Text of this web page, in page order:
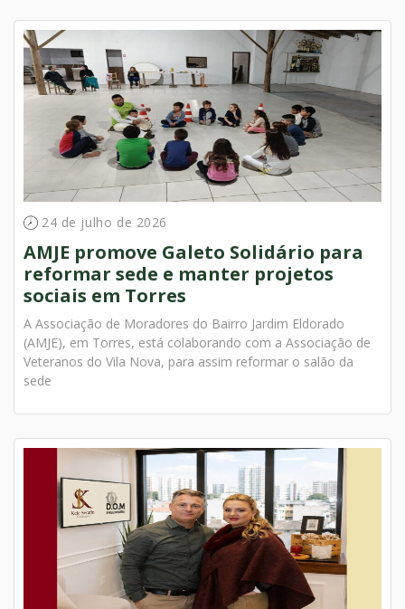
24 de julho de 2026
AMJE promove Galeto Solidário para
reformar sede e manter projetos
sociais em Torres
A Associação de Moradores do Bairro Jardim Eldorado
(AMJE), em Torres, está colaborando com a Associação de
Veteranos do Vila Nova, para assim reformar o salão da
sede